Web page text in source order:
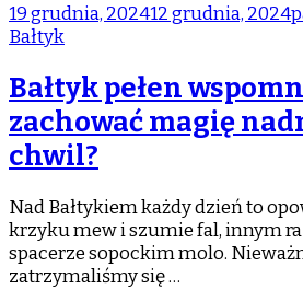
19 grudnia, 202412 grudnia, 2024
Bałtyk
Bałtyk pełen
zachować magię
chwil?
Nad Bałtykiem każdy dzień to
krzyku mew i szumie fal, innym
spacerze sopockim molo.
zatrzymaliśmy się …